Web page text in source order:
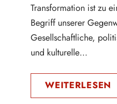
Transformation ist zu
Begriff unserer
Gesellschaftliche,
und kulturelle…
WEITERLESEN